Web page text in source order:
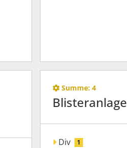
Summe: 4
Blisteranlage
Div 1